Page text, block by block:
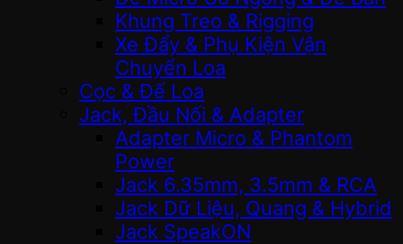
Khung Treo & Rigging
Xe Đẩy & Phụ Kiện Vận
Chuyển Loa
Cọc & Đế Loa
Jack, Đầu Nối & Adapter
Adapter Micro & Phantom
Power
Jack 6.35mm, 3.5mm & RCA
Jack Dữ Liệu, Quang & Hybrid
Jack SpeakON